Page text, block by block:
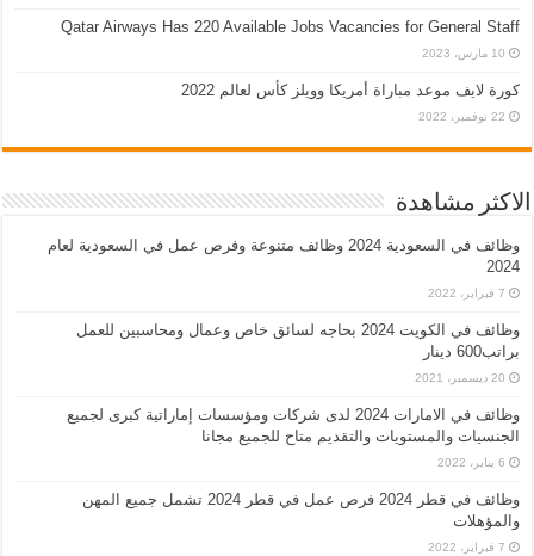
Qatar Airways Has 220 Available Jobs Vacancies for General Staff
10 مارس، 2023
كورة لايف موعد مباراة أمريكا وويلز كأس لعالم 2022
22 نوفمبر، 2022
الاكثر مشاهدة
وظائف في السعودية 2024 وظائف متنوعة وفرص عمل في السعودية لعام
2024
7 فبراير، 2022
وظائف في الكويت 2024 بحاجه لسائق خاص وعمال ومحاسبين للعمل
براتب600 دينار
20 ديسمبر، 2021
وظائف في الامارات 2024 لدى شركات ومؤسسات إماراتية كبرى لجميع
الجنسيات والمستويات والتقديم متاح للجميع مجانا
6 يناير، 2022
وظائف في قطر 2024 فرص عمل في قطر 2024 تشمل جميع المهن
والمؤهلات
7 فبراير، 2022